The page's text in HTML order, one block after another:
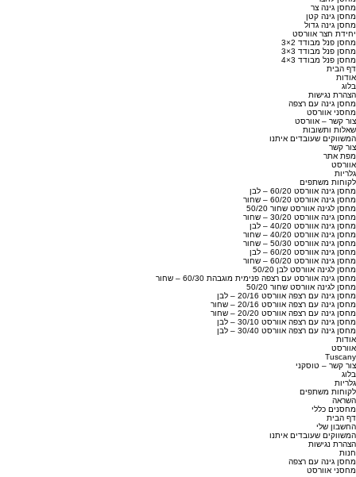
מחסן גינה צר
מחסן גינה קטן
מחסן גינה גדול
יחידת חצר אוורסט
מחסן פנל מבודד 2×3
מחסן פנל מבודד 3×3
מחסן פנל מבודד 3×4
דף הבית
אודות
בלוג
הצהרת נגישות
מחסן גינה עם רצפה
מחסני אוורסט
צור קשר – אוורסט
שאלות ותשובות
המשווקים שעובדים איתנו
צור קשר
מפת אתר
אוורסט
גלריות
לקוחות משתפים
מחסן גינה אוורסט 60/20 – לבן
מחסן גינה אוורסט 60/20 – שחור
מחסן לגינה אוורסט שחור 50/20
מחסן גינה אוורסט 30/20 – שחור
מחסן גינה אוורסט 40/20 – לבן
מחסן גינה אוורסט 40/20 – שחור
מחסן גינה אוורסט 50/30 – שחור
מחסן גינה אוורסט 60/20 – לבן
מחסן גינה אוורסט 60/20 – שחור
מחסן לגינה אוורסט לבן 50/20
מחסן גינה אוורסט עם רצפה פנימית מוגבהת 60/30 – שחור
מחסן לגינה אוורסט שחור 50/20
מחסן גינה עם רצפה אוורסט 20/16 – לבן
מחסן גינה עם רצפה אוורסט 20/16 – שחור
מחסן גינה עם רצפה אוורסט 20/20 – שחור
מחסן גינה עם רצפה אוורסט 30/10 – לבן
מחסן גינה עם רצפה אוורסט 30/40 – לבן
אודות
אוורסט
Tuscany
צור קשר – טוסקני
בלוג
גלריות
לקוחות משתפים
השראה
מחסנים כללי
דף הבית
החשבון שלי
המשווקים שעובדים איתנו
הצהרת נגישות
חנות
מחסן גינה עם רצפה
מחסני אוורסט